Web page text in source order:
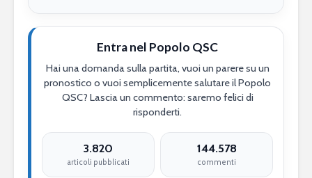
Entra nel Popolo QSC
Hai una domanda sulla partita, vuoi un parere su un
pronostico o vuoi semplicemente salutare il Popolo
QSC? Lascia un commento: saremo felici di
risponderti.
3.820
articoli pubblicati
144.578
commenti